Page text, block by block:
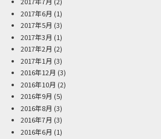
2017年6月 (1)
2017年5月 (3)
2017年3月 (1)
2017年2月 (2)
2017年1月 (3)
2016年12月 (3)
2016年10月 (2)
2016年9月 (5)
2016年8月 (3)
2016年7月 (3)
2016年6月 (1)